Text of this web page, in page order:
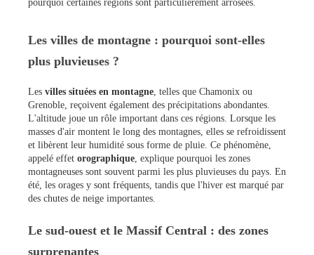
pourquoi certaines régions sont particulièrement arrosées.
Les villes de montagne : pourquoi sont-elles
plus pluvieuses ?
Les villes situées en montagne , telles que Chamonix ou
Grenoble, reçoivent également des précipitations abondantes.
L'altitude joue un rôle important dans ces régions. Lorsque les
masses d'air montent le long des montagnes, elles se refroidissent
et libèrent leur humidité sous forme de pluie. Ce phénomène,
appelé effet orographique , explique pourquoi les zones
montagneuses sont souvent parmi les plus pluvieuses du pays. En
été, les orages y sont fréquents, tandis que l'hiver est marqué par
des chutes de neige importantes.
Le sud-ouest et le Massif Central : des zones
surprenantes